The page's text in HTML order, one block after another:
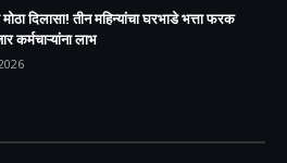
मोठा दिलासा! तीन महिन्यांचा घरभाडे भत्ता फरक
कर्मचाऱ्यांना लाभ